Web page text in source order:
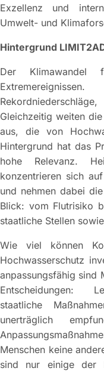
Exzellenz und
Umwelt- und
Hintergrund
Der
Gleichzeitig weiten
aus, die von
Hintergrund hat das
hohe Relevanz.
konzentrieren sich
und nehmen dabei
Blick: vom Flutrisiko
staatliche Stellen
Wie viel können
Hochwasserschutz
anpassungsfähig sind
Entscheidungen:
staatliche
unerträglich
Menschen keine
sind nur einige der